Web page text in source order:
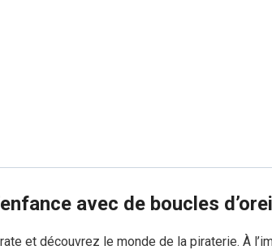
avec de boucles
et découvrez le monde de la piraterie. À